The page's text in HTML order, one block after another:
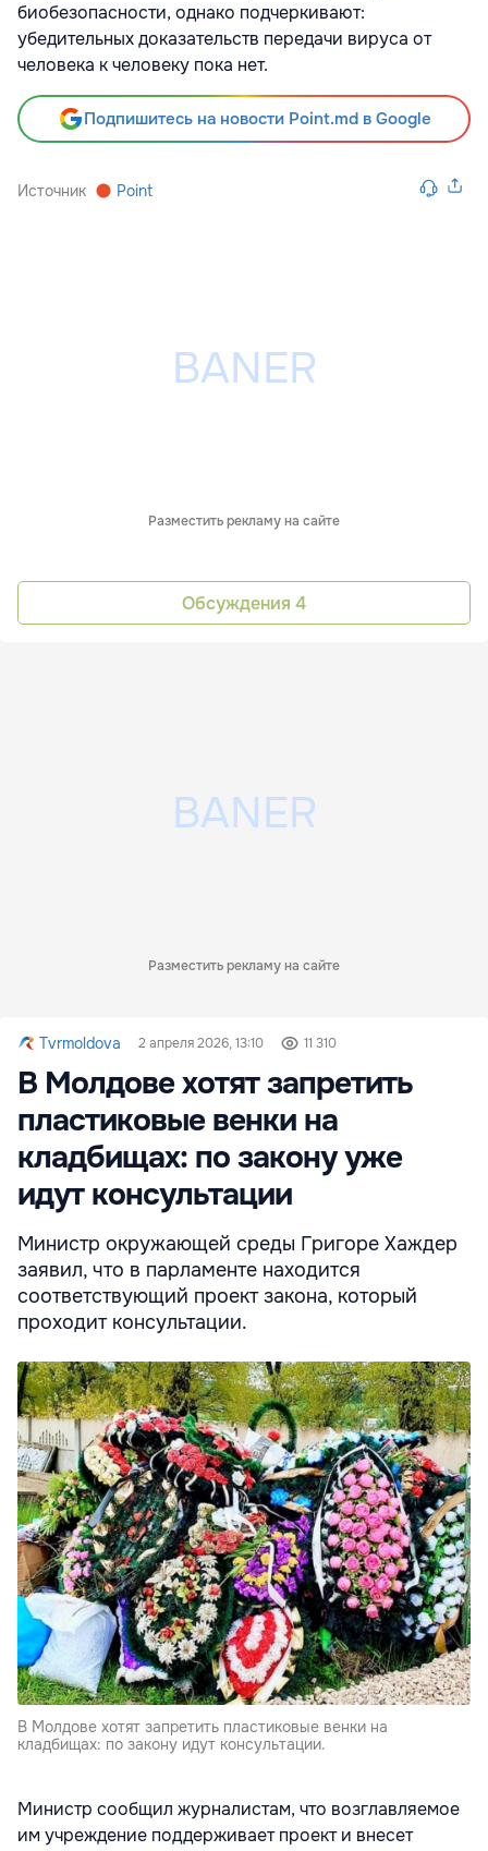
биобезопасности, однако подчеркивают:
убедительных доказательств передачи вируса от
человека к человеку пока нет.
Подпишитесь на новости Point.md в Google
Источник Point
Разместить рекламу на сайте
Обсуждения 4
Разместить рекламу на сайте
Tvrmoldova 2 апреля 2026, 13:10 11 310
В Молдове хотят запретить
пластиковые венки на
кладбищах: по закону уже
идут консультации
Министр окружающей среды Григоре Хаждер
заявил, что в парламенте находится
соответствующий проект закона, который
проходит консультации.
В Молдове хотят запретить пластиковые венки на
кладбищах: по закону идут консультации.
Министр сообщил журналистам, что возглавляемое
им учреждение поддерживает проект и внесет